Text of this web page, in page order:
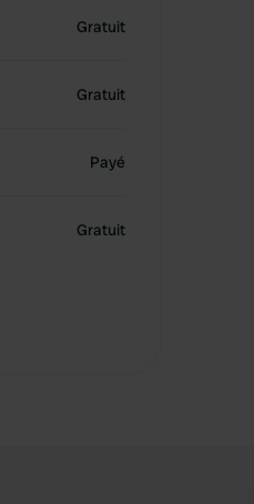
Gratuit
Gratuit
Payé
Gratuit